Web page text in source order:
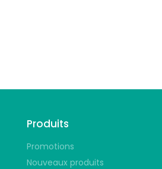
Produits
Promotions
Nouveaux produits